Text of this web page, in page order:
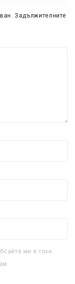
Задължителните
ми в този